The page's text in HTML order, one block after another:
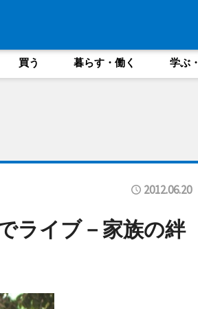
買う 暮らす・働く 学ぶ
2012.06.20
ライブ－家族の絆